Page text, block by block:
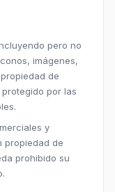
pero no
imágenes,
de
por las
y
propiedad de
prohibido su